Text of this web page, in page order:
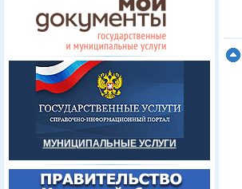
МУНИЦИПАЛЬНЫЕ УСЛУГИ